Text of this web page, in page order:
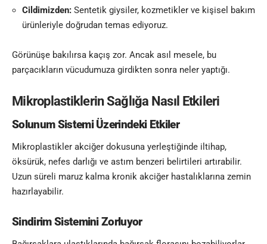
Cildimizden: Sentetik giysiler, kozmetikler ve kişisel bakım
ürünleriyle doğrudan temas ediyoruz.
Görünüşe bakılırsa kaçış zor. Ancak asıl mesele, bu
parçacıkların vücudumuza girdikten sonra neler yaptığı.
Mikroplastiklerin Sağlığa Nasıl Etkileri
Solunum Sistemi Üzerindeki Etkiler
Mikroplastikler akciğer dokusuna yerleştiğinde iltihap,
öksürük, nefes darlığı ve astım benzeri belirtileri artırabilir.
Uzun süreli maruz kalma kronik akciğer hastalıklarına zemin
hazırlayabilir.
Sindirim Sistemini Zorluyor